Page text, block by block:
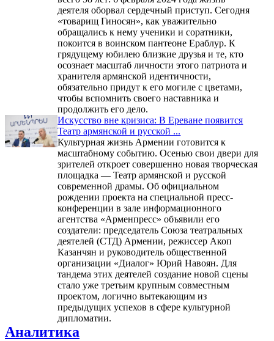
деятеля оборвал сердечный приступ. Сегодня
«товарищ Гиносян», как уважительно
обращались к нему ученики и соратники,
покоится в воинском пантеоне Ераблур. К
грядущему юбилею близкие друзья и те, кто
осознает масштаб личности этого патриота и
хранителя армянской идентичности,
обязательно придут к его могиле с цветами,
чтобы вспомнить своего наставника и
продолжить его дело.
Искусство вне кризиса: В Ереване появится
Театр армянской и русской ...
Культурная жизнь Армении готовится к
масштабному событию. Осенью свои двери для
зрителей откроет совершенно новая творческая
площадка — Театр армянской и русской
современной драмы. Об официальном
рождении проекта на специальной пресс-
конференции в зале информационного
агентства «Арменпресс» объявили его
создатели: председатель Союза театральных
деятелей (СТД) Армении, режиссер Акоп
Казанчян и руководитель общественной
организации «Диалог» Юрий Навоян. Для
тандема этих деятелей создание новой сцены
стало уже третьим крупным совместным
проектом, логично вытекающим из
предыдущих успехов в сфере культурной
дипломатии.
Аналитика